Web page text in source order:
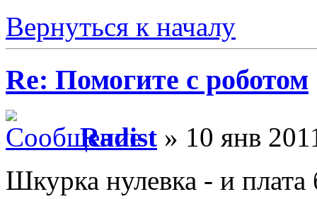
Вернуться к началу
Re: Помогите с роботом
Radist » 10 янв
Шкурка нулевка - и плата